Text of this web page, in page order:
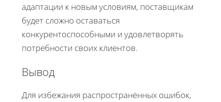
адаптации к новым условиям, поставщикам
будет сложно оставаться
конкурентоспособными и удовлетворять
потребности своих клиентов.
Вывод
Для избежания распространённых ошибок,